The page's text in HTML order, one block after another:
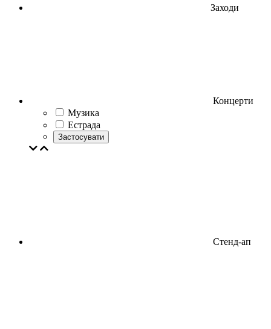
Заходи
Концерти
Музика
Естрада
Застосувати
Стенд-ап